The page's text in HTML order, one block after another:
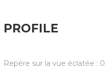
PROFILE
Repère sur la vue éclatée : 0